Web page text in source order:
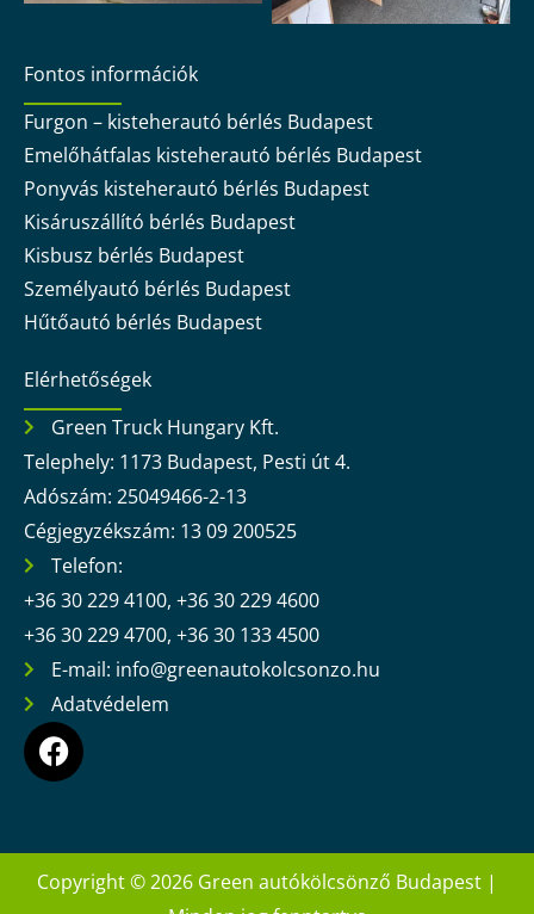
Fontos információk
Furgon – kisteherautó bérlés Budapest
Emelőhátfalas kisteherautó bérlés Budapest
Ponyvás kisteherautó bérlés Budapest
Kisáruszállító bérlés Budapest
Kisbusz bérlés Budapest
Személyautó bérlés Budapest
Hűtőautó bérlés Budapest
Elérhetőségek
Green Truck Hungary Kft.
Telephely: 1173 Budapest, Pesti út 4.
Adószám: 25049466-2-13
Cégjegyzékszám: 13 09 200525
Telefon:
+36 30 229 4100, +36 30 229 4600
+36 30 229 4700, +36 30 133 4500
E-mail: info@greenautokolcsonzo.hu
Adatvédelem
F
a
c
b
o
Copyright © 2026 Green autókölcsönző Budapest |